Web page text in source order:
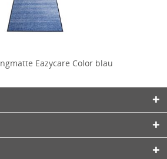
Eazycare Color blau